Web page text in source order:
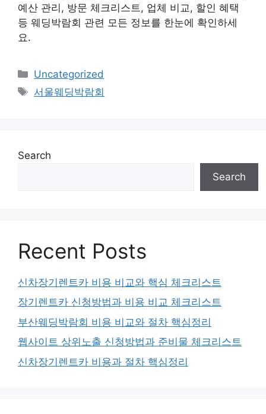
예산 관리, 방문 체크리스트, 업체 비교, 할인 혜택
등 웨딩박람회 관련 모든 정보를 한눈에 확인하세
요.
Categories
Uncategorized
Tags
서울웨딩박람회
Search
Search
Recent Posts
신차장기렌트카 비용 비교와 핵심 체크리스트
장기렌트카 신청방법과 비용 비교 체크리스트
부산웨딩박람회 비용 비교와 절차 핵심정리
웹사이트 상위노출 신청방법과 준비물 체크리스트
신차장기렌트카 비용과 절차 핵심정리